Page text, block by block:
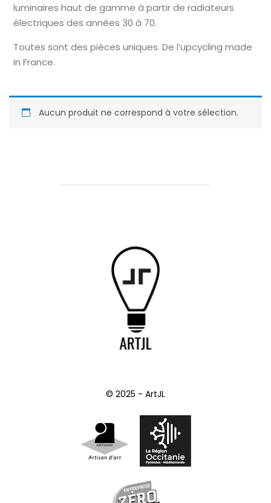
luminaires haut de gamme à partir de radiateurs
électriques des années 30 à 70.
Toutes sont des pièces uniques. De l’upcycling made
in France.
Aucun produit ne correspond à votre sélection.
© 2025 - ArtJL